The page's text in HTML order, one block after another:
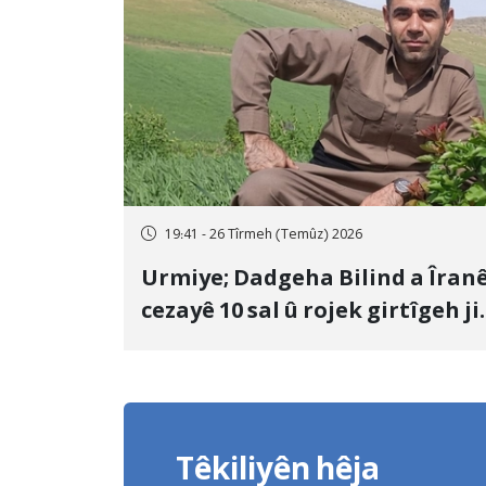
19:41 - 26 Tîrmeh (Temûz) 2026
Urmiye; Dadgeha Bilind a
cezayê 10 sal û rojek girtîgeh ji
Têkiliyên hêja